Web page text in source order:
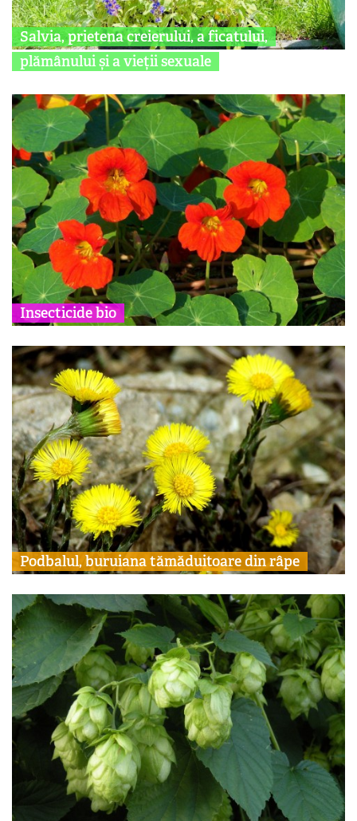
Salvia, prietena creierului, a ficatului,
plămânului și a vieții sexuale
Insecticide bio
Podbalul, buruiana tămăduitoare din râpe